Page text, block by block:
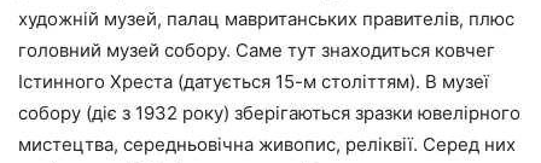
художній музей, палац мавританських правителів, плюс
головний музей собору. Саме тут знаходиться ковчег
Істинного Хреста (датується 15-м століттям). В музеї
собору (діє з 1932 року) зберігаються зразки ювелірного
мистецтва, середньовічна живопис, реліквії. Серед них